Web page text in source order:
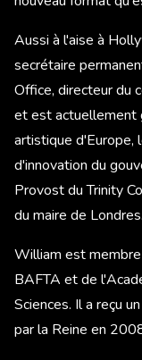
Aussi à l'aise à
secrétaire
Office, directeur du
et est actuellement
artistique d'Europe,
d'innovation du
Provost du Trinity
du maire de Londres.
William est
BAFTA et de
Sciences. Il a reçu
par la Reine en